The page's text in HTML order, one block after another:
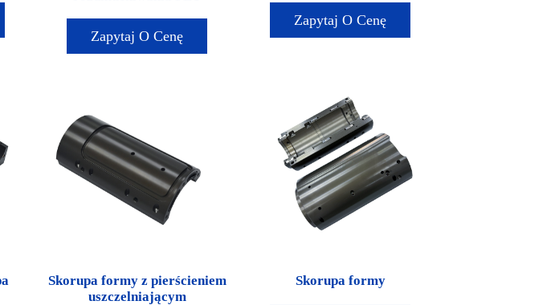
Zapytaj O Cenę
Zapytaj O Cenę
Skorupa formy z pierścieniem
uszczelniającym
Skorupa formy